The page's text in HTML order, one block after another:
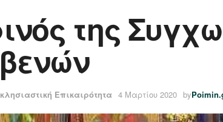
της
Επικαιρότητα 4 Μαρτίου 2020 by